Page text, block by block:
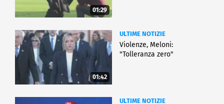
01:29
01:42
ULTIME NOTIZIE
Violenze, Meloni:
"Tolleranza zero"
ULTIME NOTIZIE